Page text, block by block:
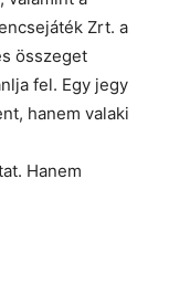
Zrt. a
összeget
fel. Egy jegy
hanem valaki
Hanem